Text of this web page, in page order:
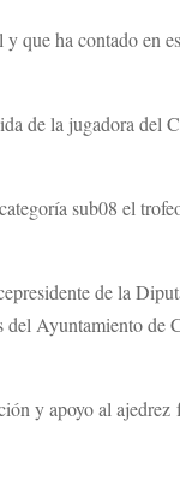
ha contado en
de la jugadora
sub08 el
de la
Ayuntamiento de
y apoyo al ajedrez